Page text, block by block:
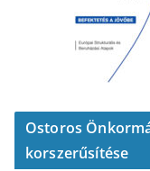
Ostoros
korszerűsítése